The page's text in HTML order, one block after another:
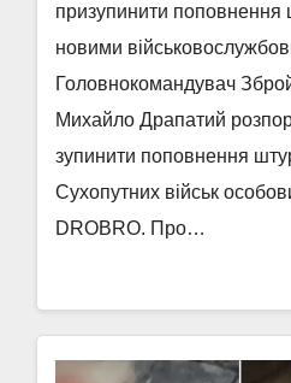
призупинити поповнення
новими
Головнокомандувач
Михайло Драпатий
зупинити поповнення
Сухопутних військ
DROBRO. Про…